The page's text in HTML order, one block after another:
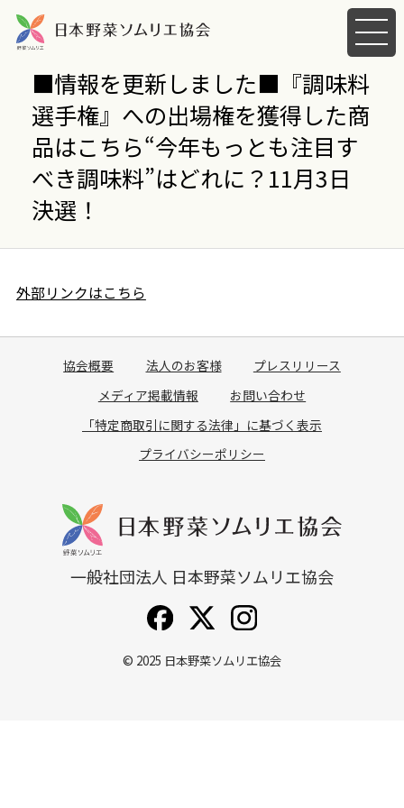
メ
ニ
ー
を
開
く
■情報を更新しました■『調味料
選手権』への出場権を獲得した商
品はこちら“今年もっとも注目す
べき調味料”はどれに？11月3日
決選！
外部リンクはこちら
協会概要 法人のお客様
プレスリリース
メディア掲載情報
お問い合わせ
「特定商取引に関する法律」に基づく表示
プライバシーポリシー
一般社団法人 日本野菜ソムリエ協会
© 2025 日本野菜ソムリエ協会